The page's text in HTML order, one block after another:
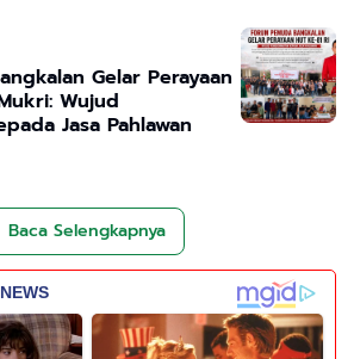
Gelar Perayaan
Wujud
Jasa Pahlawan
Baca Selengkapnya